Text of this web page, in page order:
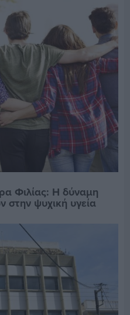
Φιλίας: Η δύναμη
ψυχική υγεία